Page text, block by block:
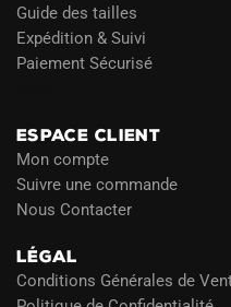
Guide des tailles
Expédition & Suivi
Paiement Sécurisé
ESPACE CLIENT
Mon compte
Suivre une commande
Nous Contacter
LÉGAL
Conditions Générales de